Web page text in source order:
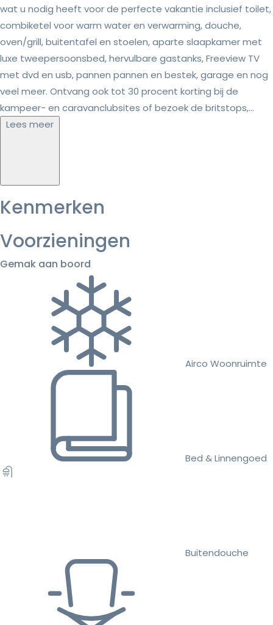
wat u nodig heeft voor de perfecte vakantie inclusief toilet,
combiketel voor warm water en verwarming, douche,
oven/grill, buitentafel en stoelen, aparte slaapkamer met
luxe tweepersoonsbed, hervulbare gastanks, Freeview TV
met dvd en usb, pannen pannen en bestek, garage en nog
veel meer. Ontvang ook tot 30 procent korting bij de
kampeer- en caravanclubsites of bezoek de britstops,...
Lees meer
Kenmerken
Voorzieningen
Gemak aan boord
Airco Woonruimte
Bed & Linnengoed
Buitendouche